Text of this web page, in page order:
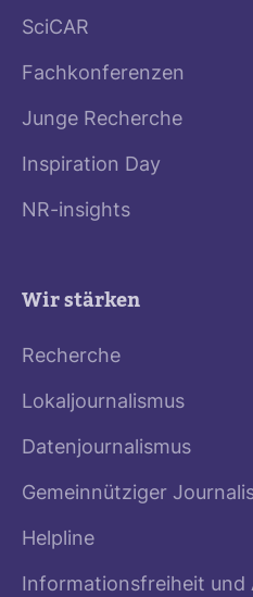
SciCAR
Fachkonferenzen
Junge Recherche
Inspiration Day
NR-insights
Wir stärken
Recherche
Lokaljournalismus
Datenjournalismus
Gemeinnütziger
Helpline
Informationsfreiheit